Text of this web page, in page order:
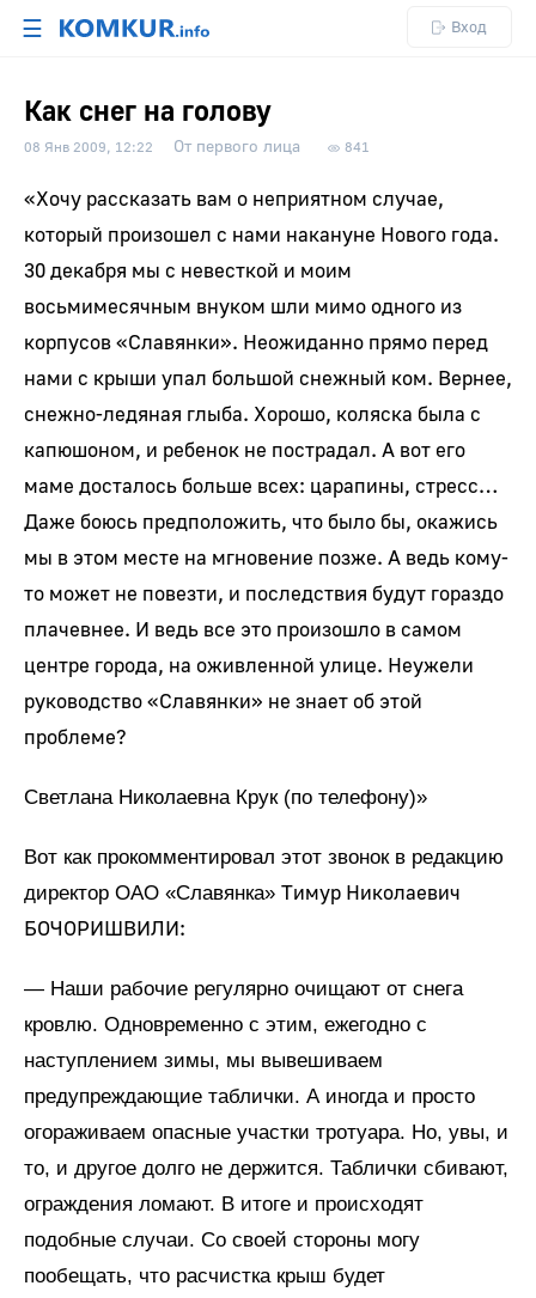
☰ Вход
Как снег на голову
08 Янв 2009, 12:22 От первого лица 841
«Хочу рассказать вам о неприятном случае,
который произошел с нами накануне Нового года.
30 декабря мы с невесткой и моим
восьмимесячным внуком шли мимо одного из
корпусов «Славянки». Неожиданно прямо перед
нами с крыши упал большой снежный ком. Вернее,
снежно-ледяная глыба. Хорошо, коляска была с
капюшоном, и ребенок не пострадал. А вот его
маме досталось больше всех: царапины, стресс…
Даже боюсь предположить, что было бы, окажись
мы в этом месте на мгновение позже. А ведь кому-
то может не повезти, и последствия будут гораздо
плачевнее. И ведь все это произошло в самом
центре города, на оживленной улице. Неужели
руководство «Славянки» не знает об этой
проблеме?
Светлана Николаевна Крук (по телефону)»
Вот как прокомментировал этот звонок в редакцию
директор ОАО «Славянка» Тимур Николаевич
БОЧОРИШВИЛИ:
— Наши рабочие регулярно очищают от снега
кровлю. Одновременно с этим, ежегодно с
наступлением зимы, мы вывешиваем
предупреждающие таблички. А иногда и просто
огораживаем опасные участки тротуара. Но, увы, и
то, и другое долго не держится. Таблички сбивают,
ограждения ломают. В итоге и происходят
подобные случаи. Со своей стороны могу
пообещать, что расчистка крыш будет